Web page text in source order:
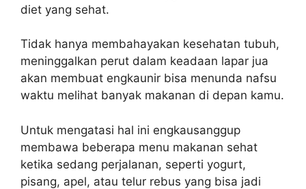
diet yang sehat.
Tidak hanya membahayakan kesehatan tubuh,
meninggalkan perut dalam keadaan lapar jua
akan membuat engkaunir bisa menunda nafsu
waktu melihat banyak makanan di depan kamu.
Untuk mengatasi hal ini engkausanggup
membawa beberapa menu makanan sehat
ketika sedang perjalanan, seperti yogurt,
pisang, apel, atau telur rebus yang bisa jadi